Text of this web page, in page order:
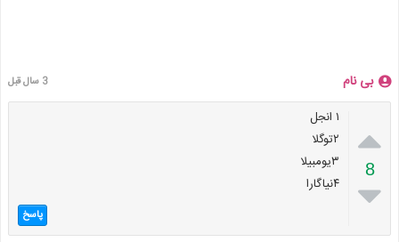
بی نام 3 سال قبل

8

۱ انجل
۲توگلا
۳یومبیلا
۴نیاگارا
پاسخ